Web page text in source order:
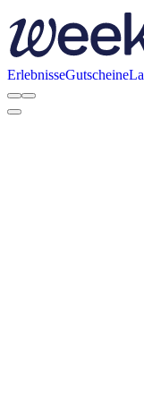
ErlebnisseGutscheine